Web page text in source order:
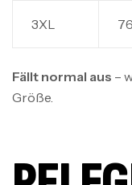
3XL
Fällt normal aus –
Größe.